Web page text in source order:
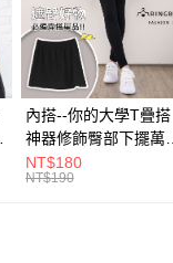
內搭--你的大學T疊搭
神器修飾臀部下擺萬用
內搭裙/遮臀裙(黑2L-
6L)-Q155眼圈熊中大
NT$180
NT$190